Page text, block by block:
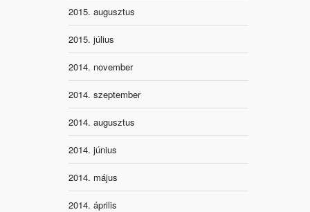
2015. augusztus
2015. július
2014. november
2014. szeptember
2014. augusztus
2014. június
2014. május
2014. április